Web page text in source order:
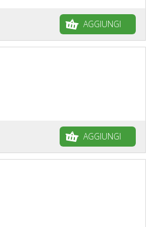
AGGIUNGI
AGGIUNGI